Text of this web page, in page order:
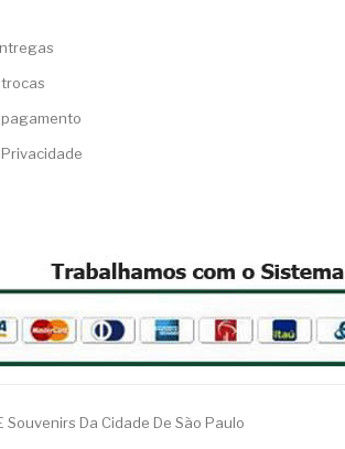
pagamento
Da Cidade De São Paulo